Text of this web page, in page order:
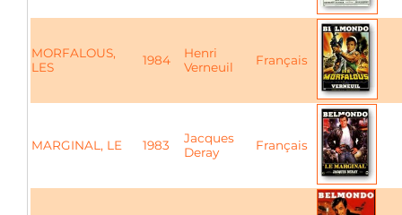
MORFALOUS,
LES
1984
Henri
Verneuil
Français
MARGINAL, LE 1983
Jacques
Deray
Français